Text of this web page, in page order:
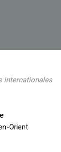
internationales
Orient